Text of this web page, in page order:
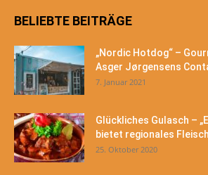
BELIEBTE BEITRÄGE
„Nordic Hotdog“ –
Asger Jørgensens
7. Januar 2021
Glückliches Gulasch –
bietet regionales
25. Oktober 2020